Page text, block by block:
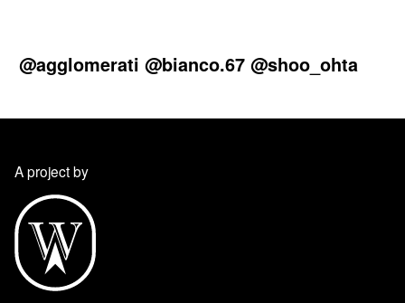
@agglomerati @bianco.67 @shoo_ohta
A project by